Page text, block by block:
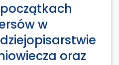
w
oraz